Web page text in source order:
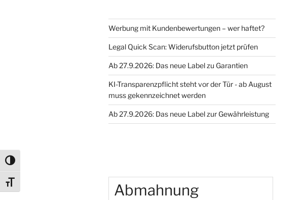
Umschalten auf hohe Kontraste
Schrift vergrößern
vermeintlichem
Wettbewerbsverstoß
Werbung
mit
„CE
geprüft““
Werbung mit Kundenbewertungen – wer haftet?
Legal Quick Scan: Widerufsbutton jetzt prüfen
Ab 27.9.2026: Das neue Label zu Garantien
KI-Transparenzpflicht steht vor der Tür - ab August
muss gekennzeichnet werden
Ab 27.9.2026: Das neue Label zur Gewährleistung
Abmahnung